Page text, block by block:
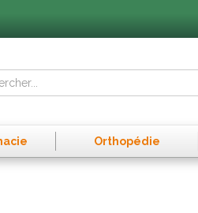
Orthopédie